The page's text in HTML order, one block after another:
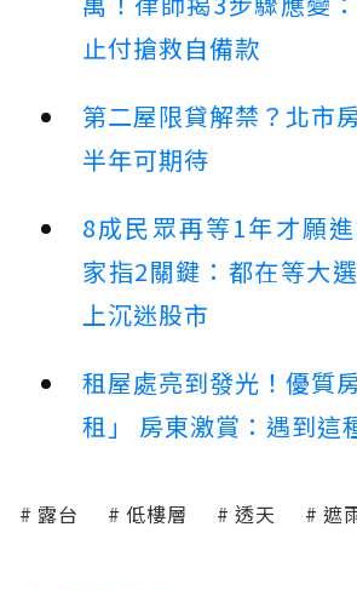
止付搶救自備款
第二屋限貸解禁？北市
半年可期待
8成民眾再等1年才願
家指2關鍵：都在等大
上沉迷股市
租屋處亮到發光！優質
租」 房東激賞：遇到這
露台 低樓層 透天 遮